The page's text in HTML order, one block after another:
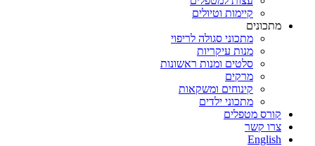
קיימות וטיולים
מתכונים
מתכוני סגולה לריפוי
מנות עיקריות
סלטים ומנות ראשונות
מרקים
קינוחים ומשקאות
מתכוני ילדים
קורס מטפלים
צרו קשר
English